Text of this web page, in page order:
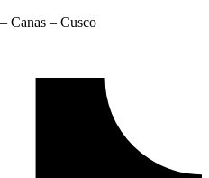
Canas – Cusco